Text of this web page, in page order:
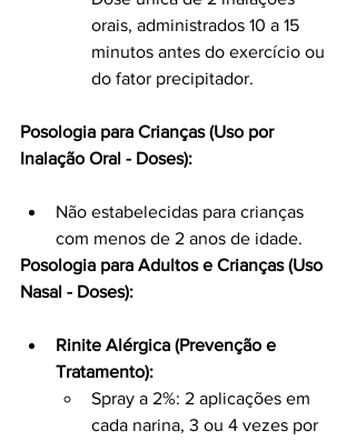
orais, administrados 10 a 15
minutos antes do exercício ou
do fator precipitador.
Posologia para Crianças (Uso por
Inalação Oral - Doses):
Não estabelecidas para crianças
com menos de 2 anos de idade.
Posologia para Adultos e Crianças (Uso
Nasal - Doses):
Rinite Alérgica (Prevenção e
Tratamento):
Spray a 2%: 2 aplicações em
cada narina, 3 ou 4 vezes por